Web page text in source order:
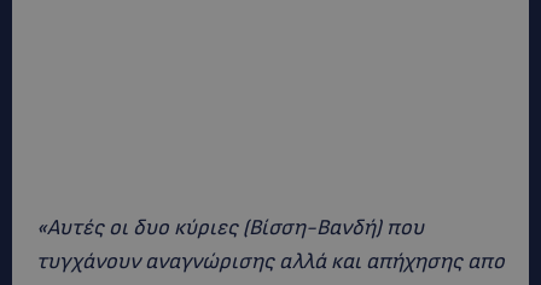
«Αυτές οι δυο κύριες (Βίσση-Βανδή) που
τυγχάνουν αναγνώρισης αλλά και απήχησης απο